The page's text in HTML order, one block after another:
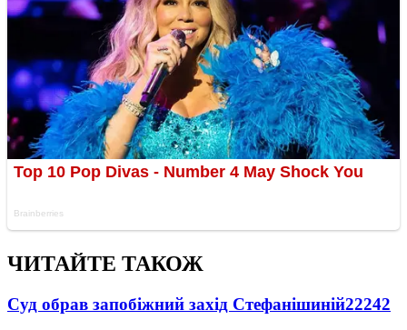
ЧИТАЙТЕ ТАКОЖ
Суд обрав запобіжний захід Стефанішиній22242